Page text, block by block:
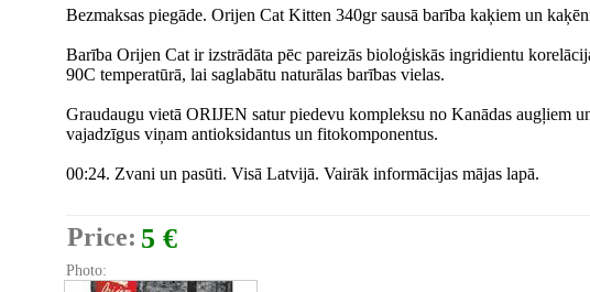
Bezmaksas piegāde. Orijen Cat Kitten 340gr sausā barība kaķiem un
Barība Orijen Cat ir izstrādāta pēc pareizās bioloģiskās ingridientu
90C temperatūrā, lai saglabātu naturālas barības vielas.
Graudaugu vietā ORIJEN satur piedevu kompleksu no Kanādas augļiem
vajadzīgus viņam antioksidantus un fitokomponentus.
00:24. Zvani un pasūti. Visā Latvijā. Vairāk informācijas mājas lapā.
Price: 5 €
Photo: